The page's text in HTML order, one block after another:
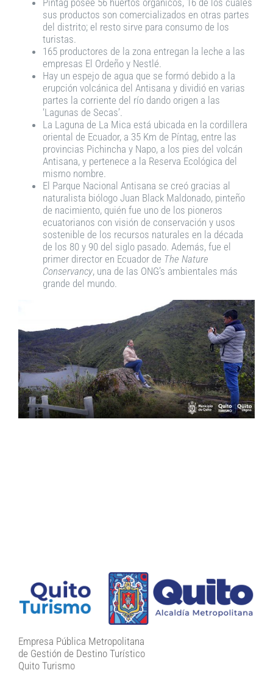
sus productos son comercializados en otras partes
del distrito; el resto sirve para consumo de los
turistas.
165 productores de la zona entregan la leche a las
empresas El Ordeño y Nestlé.
Hay un espejo de agua que se formó debido a la
erupción volcánica del Antisana y dividió en varias
partes la corriente del río dando origen a las
‘Lagunas de Secas’.
La Laguna de La Mica está ubicada en la cordillera
oriental de Ecuador, a 35 Km de Píntag, entre las
provincias Pichincha y Napo, a los pies del volcán
Antisana, y pertenece a la Reserva Ecológica del
mismo nombre.
El Parque Nacional Antisana se creó gracias al
naturalista biólogo Juan Black Maldonado, pinteño
de nacimiento, quién fue uno de los pioneros
ecuatorianos con visión de conservación y usos
sostenible de los recursos naturales en la década
de los 80 y 90 del siglo pasado. Además, fue el
primer director en Ecuador de The Nature
Conservancy, una de las ONG’s ambientales más
grande del mundo.
Empresa Pública Metropolitana
de Gestión de Destino Turístico
Quito Turismo